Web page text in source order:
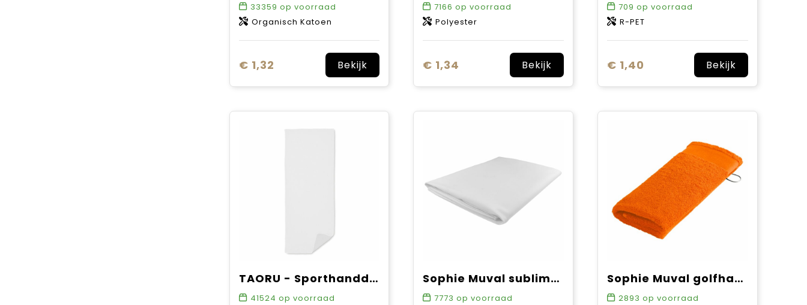
33359 op voorraad
Organisch Katoen
€ 1,32 Bekijk
7166 op voorraad
Polyester
€ 1,34 Bekijk
709 op voorraad
R-PET
€ 1,40 Bekijk
TAORU - Sporthanddoekje
41524 op voorraad
Sophie Muval sublimatie handdoek microvezel 75x40 cm, 200 gr/m²
7773 op voorraad
Sophie Muval golfhanddoek 55x30 cm, 450 gr/m²
2893 op voorraad